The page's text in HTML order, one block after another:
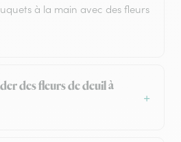
à la main avec des fleurs
des fleurs de deuil à